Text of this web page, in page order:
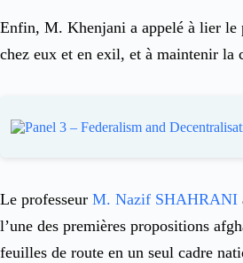
Enfin, M. Khenjani a appelé à lier le
chez eux et en exil, et à maintenir la
Le professeur M. Nazif SHAHRANI
l’une des premières propositions
feuilles de route en un seul cadre